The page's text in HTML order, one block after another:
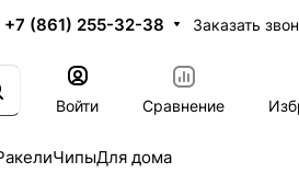
+7 (861) 255-32-38 Заказать
Войти
Сравнение
ЧипыДля дома